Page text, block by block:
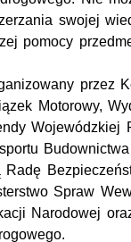
swojej
pomocy
przez
Motorowy,
Wojewódzkiej
Radę
Spraw
Narodowej